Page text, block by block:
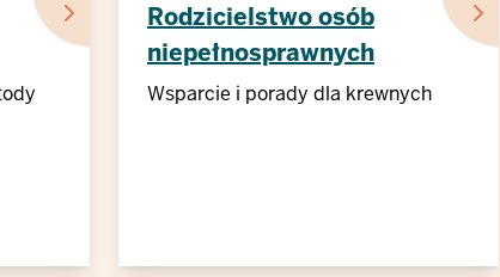
Rodzicielstwo osób
niepełnosprawnych
Wsparcie i porady dla krewnych